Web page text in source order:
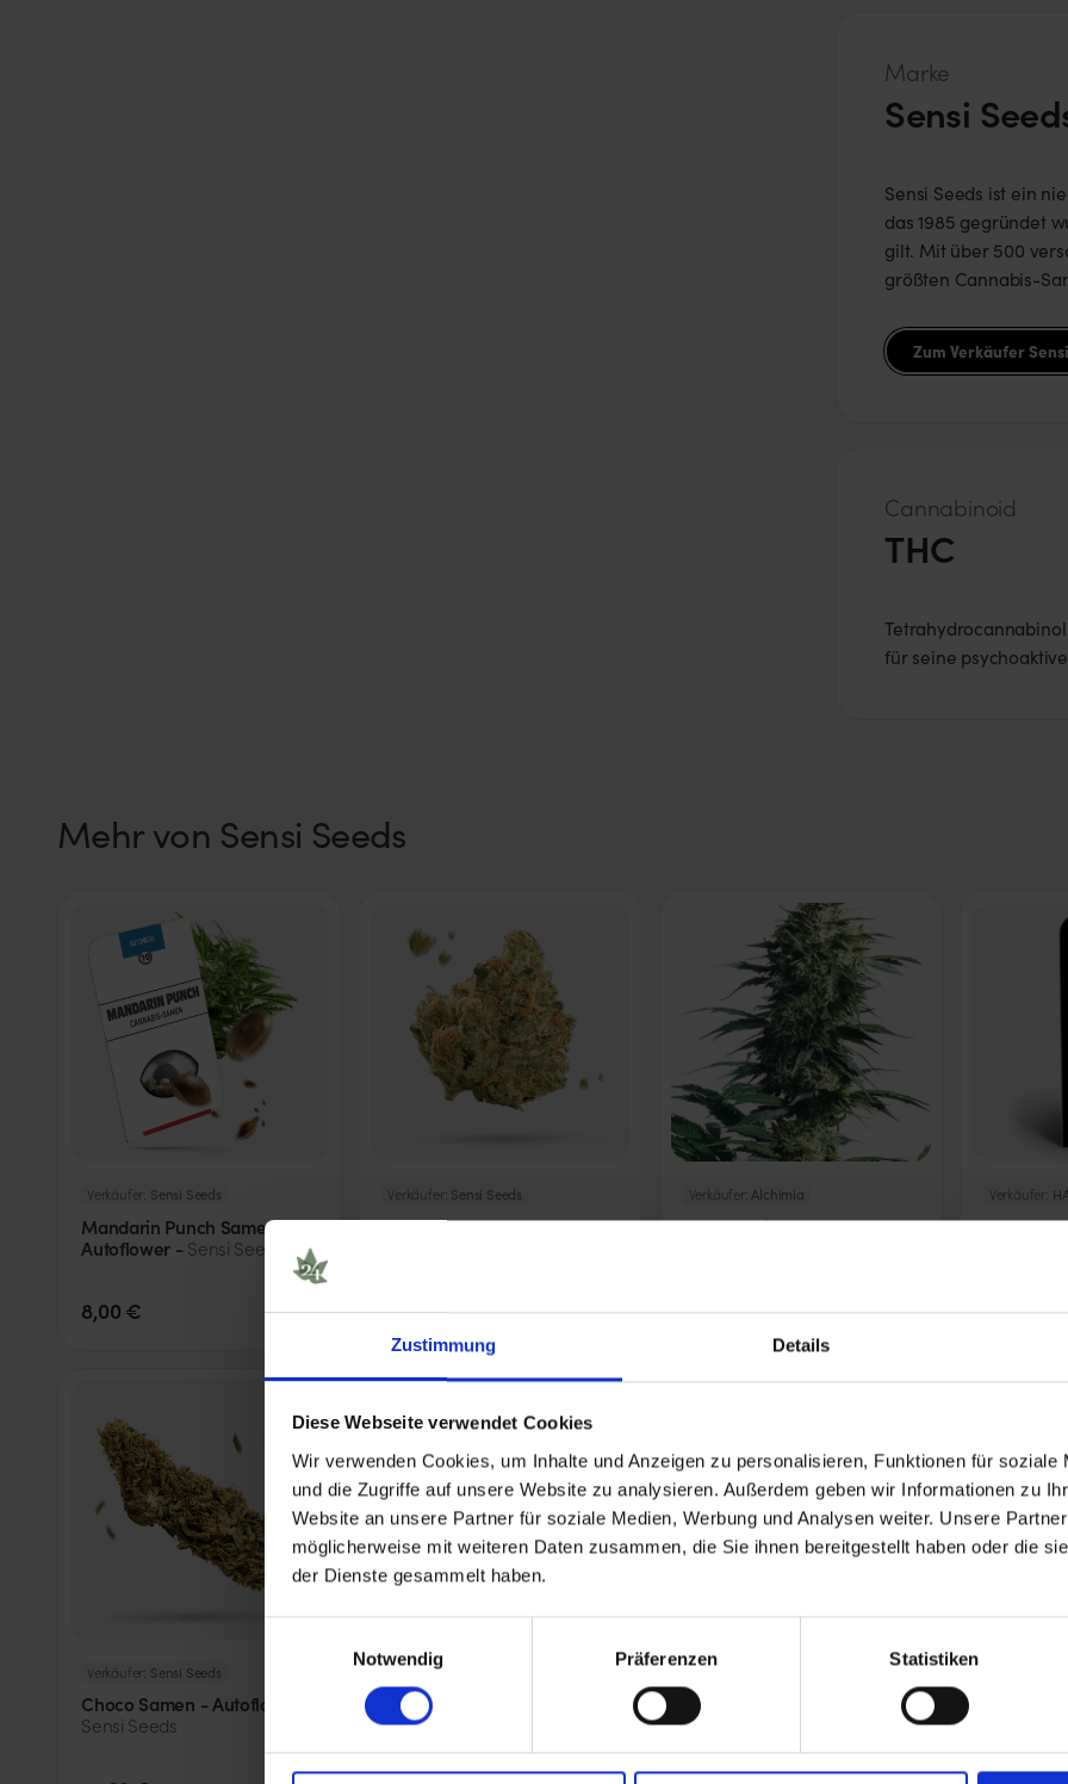
Zustimmung Details
Diese Webseite verwendet Cookies
Wir verwenden Cookies, um Inhalte und Anzeigen zu personalisieren, Funktionen für soziale
und die Zugriffe auf unsere Website zu analysieren. Außerdem geben wir Informationen zu
Website an unsere Partner für soziale Medien, Werbung und Analysen weiter. Unsere
möglicherweise mit weiteren Daten zusammen, die Sie ihnen bereitgestellt haben oder die
der Dienste gesammelt haben.
Notwendig
Präferenzen Statistiken
Marke
Sensi
​Sensi Seeds ist ein
das 1985 gegründet
gilt. Mit über 500
größten Cannabis-
Zum Verkäufer
Cannabinoid
THC
für seine
Mehr von Sensi Seeds
Verkäufer: Sensi Seeds
Mandarin Punch Samen -
Autoflower - Sensi Seeds
8,00 € (1 Stk.)
Verkäufer: Sensi Seeds
Sticky Orange XXL Samen -
18,00 € (4 Stk.)
Verkäufer: Alchimia
Mothers Finest -Sensi Seeds
66,00 € (10 Stk.)
Verkäufer:
Cookie
29,00 €
Verkäufer: Sensi Seeds
Choco Samen - Autoflower -
Sensi Seeds
Verkäufer:
Grapevine Candy -
Seeds
Blueberry Bubblegum
Samen - Autoflower -
Seeds
Sweet &